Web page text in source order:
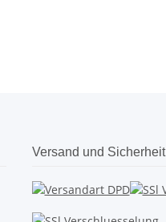
Versand und Sicherheit